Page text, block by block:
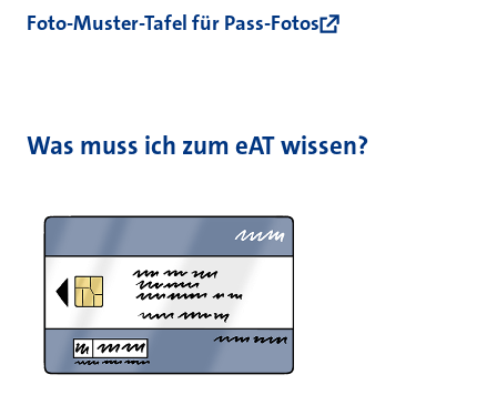
Foto-Muster-Tafel für Pass-Fotos
Was muss ich zum eAT wissen?